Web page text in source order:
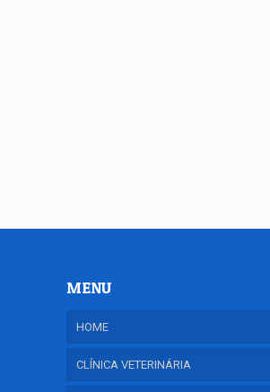
MENU
HOME
CLÍNICA VETERINÁRIA